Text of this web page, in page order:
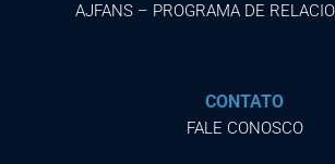
AJFANS – PROGRAMA DE
CONTATO
FALE CONOSCO